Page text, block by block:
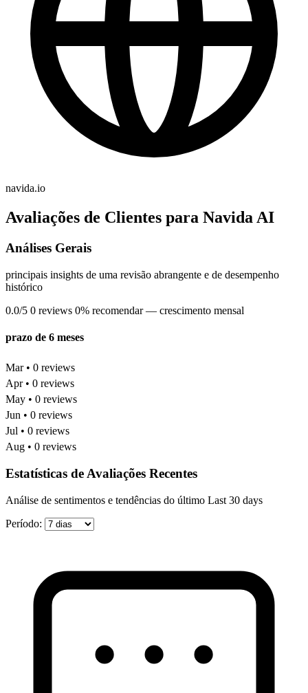
navida.io
Avaliações de Clientes para Navida AI
Análises Gerais
principais insights de uma revisão abrangente e de desempenho
histórico
0.0/5 0 reviews 0% recomendar — crescimento mensal
prazo de 6 meses
Mar • 0 reviews
Apr • 0 reviews
May • 0 reviews
Jun • 0 reviews
Jul • 0 reviews
Aug • 0 reviews
Estatísticas de Avaliações Recentes
Análise de sentimentos e tendências do último Last 30 days
Período: